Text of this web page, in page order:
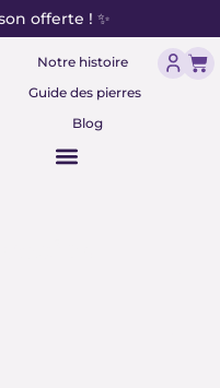
offerte ! ✨
Notre histoire
Guide des pierres
Blog